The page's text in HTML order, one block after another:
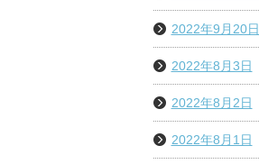
2022年9月20日
2022年8月3日
2022年8月2日
2022年8月1日